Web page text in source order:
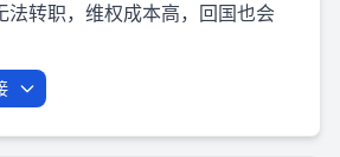
法转职，维权成本高，回国也会